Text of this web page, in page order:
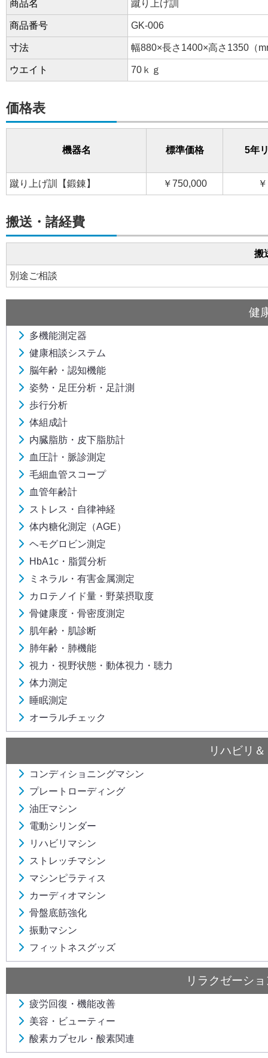
商品名 蹴り上げ訓
商品番号 GK-006
寸法 幅880×長さ1400×高さ1350（
ウエイト 70ｋｇ
価格表
機器名 標準価格 5年
蹴り上げ訓【鍛錬】 ￥750,000
搬送・諸経費
搬
別途ご相談
健
多機能測定器
健康相談システム
脳年齢・認知機能
姿勢・足圧分析・足計測
歩行分析
体組成計
内臓脂肪・皮下脂肪計
血圧計・脈診測定
毛細血管スコープ
血管年齢計
ストレス・自律神経
体内糖化測定（AGE）
ヘモグロビン測定
HbA1c・脂質分析
ミネラル・有害金属測定
カロテノイド量・野菜摂取度
骨健康度・骨密度測定
肌年齢・肌診断
肺年齢・肺機能
視力・視野状態・動体視力・聴力
体力測定
睡眠測定
オーラルチェック
リハビリ
コンディショニングマシン
プレートローディング
油圧マシン
電動シリンダー
リハビリマシン
ストレッチマシン
マシンピラティス
カーディオマシン
骨盤底筋強化
振動マシン
フィットネスグッズ
リラクゼーシ
疲労回復・機能改善
美容・ビューティー
酸素カプセル・酸素関連